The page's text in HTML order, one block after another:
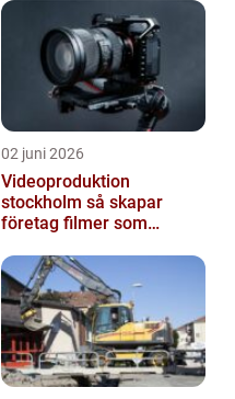
02 juni 2026
Videoproduktion
stockholm så skapar
företag filmer som